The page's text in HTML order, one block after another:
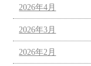
2026年4月
2026年3月
2026年2月